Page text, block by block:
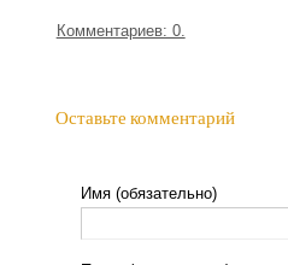
Комментариев: 0.
Оставьте комментарий
Имя (обязательно)